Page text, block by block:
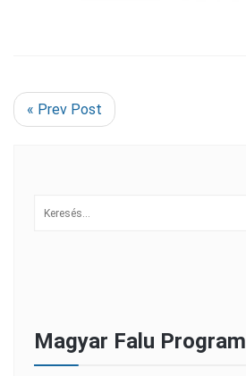
« Prev Post
Magyar Falu Program